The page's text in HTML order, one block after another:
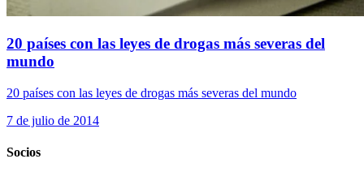
20 países con las leyes de drogas más severas del
mundo
20 países con las leyes de drogas más severas del mundo
7 de julio de 2014
Socios